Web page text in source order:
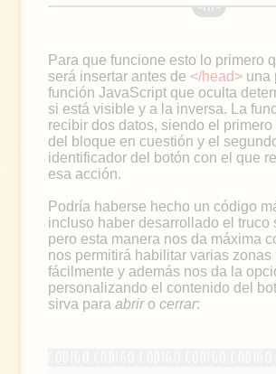
Para que funcione esto lo primero
será insertar antes de </head> una
función JavaScript que oculta
si está visible y a la inversa. La
recibir dos datos, siendo el
del bloque en cuestión y el
identificador del botón con el que
esa acción.
Podría haberse hecho un código
incluso haber desarrollado el truco
pero esta manera nos da máxima
nos permitirá habilitar varias
fácilmente y además nos da la
personalizando el contenido del
sirva para abriro cerrar: